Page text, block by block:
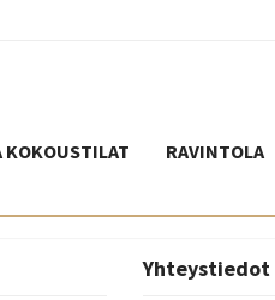
RAVINTOLA
Yhteystiedot